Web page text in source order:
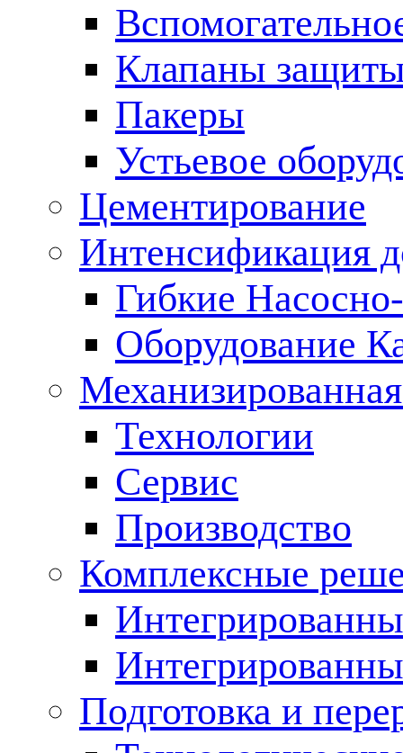
Клапаны
Пакеры
Устьевое
Цементирование
Интенсификация
Гибкие
Оборудование
Технологии
Сервис
Производство
Комплексные
Подготовка и